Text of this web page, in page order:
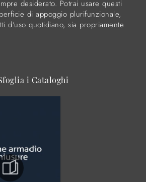
desiderato. Potrai usare questi
di appoggio plurifunzionale,
d'uso quotidiano, sia propriamente
i Cataloghi